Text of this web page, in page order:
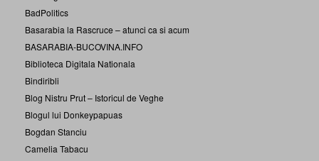
BadPolitics
Basarabia la Rascruce – atunci ca si acum
BASARABIA-BUCOVINA.INFO
Biblioteca Digitala Nationala
Bindiribli
Blog Nistru Prut – Istoricul de Veghe
Blogul lui Donkeypapuas
Bogdan Stanciu
Camelia Tabacu